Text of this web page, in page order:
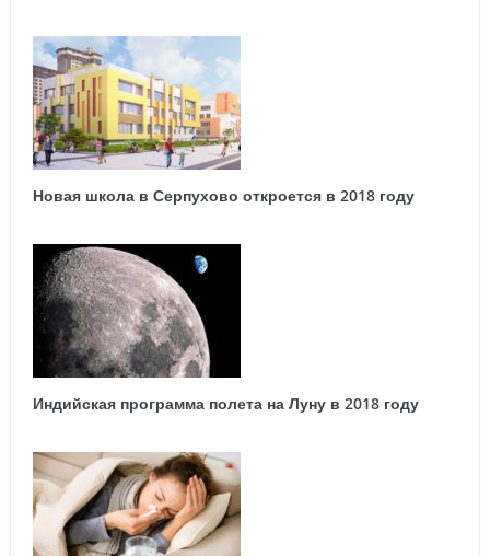
Новая школа в Серпухово откроется в 2018 году
Индийская программа полета на Луну в 2018 году